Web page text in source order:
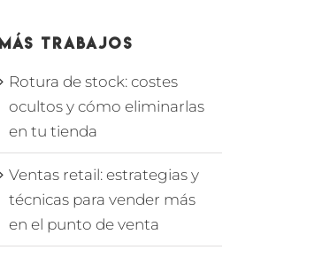
Más Trabajos
Rotura de stock: costes
ocultos y cómo eliminarlas
en tu tienda
Ventas retail: estrategias y
técnicas para vender más
en el punto de venta